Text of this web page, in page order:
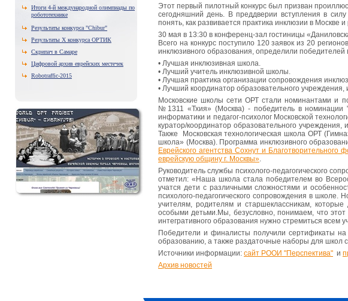
Итоги 4-й международной олимпиады по
робототехнике
Результаты конкурса "Chibur"
Результаты X конкурса ОРТИК
Скрипач в Самаре
Цифровой архив еврейских местечек
Robotraffic-2015
Этот первый пилотный конкурс был призван
сегодняшний день. В преддверии вступления в
понять, как развивается практика инклюзии в Москве и
30 мая в 13:30 в конференц-зал гостиницы
Всего на конкурс поступило 120 заявок из 20
инклюзивного образования, определили
• Лучшая инклюзивная школа.
• Лучший учитель инклюзивной школы.
• Лучшая практика организации сопровождения
• Лучший координатор образовательного
Московские школы сети ОРТ стали номинантами и
№1311 «Тхия» (Москва) - победитель в номинации
информатики и педагог-психолог Московской
куратор/координатор образовательного
Также Московская технологическая школа ОРТ
школа» (Москва). Программа инклюзивного
Еврейского агентства Сохнут и
еврейскую общину г. Москвы».
Руководитель службы психолого-педагогического
отметил: «Наша школа стала победителем во
учатся дети с различными сложностями и
психолого-педагогического сопровождения в
учителям, родителям и старшеклассникам,
особыми детьми.Мы, безусловно, понимаем, что
интегративного образования нужно стремиться всем
Победители и финалисты получили сертификаты
образованию, а также раздаточные наборы для школ
Источники информации: сайт РООИ "Перспектива" и
Архив новостей